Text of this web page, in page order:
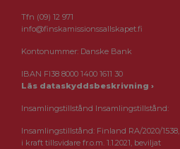
Tfn (09) 12 971
info@finskamissionssallskapet.fi
Kontonummer: Danske Bank
IBAN FI38 8000 1400 1611 30
Läs dataskyddsbeskrivning ›
Insamlingstillstånd Insamlingstillstånd:
Insamlingstillstånd: Finland RA/2020/1538,
i kraft tillsvidare fr.o.m. 1.1.2021, beviljat